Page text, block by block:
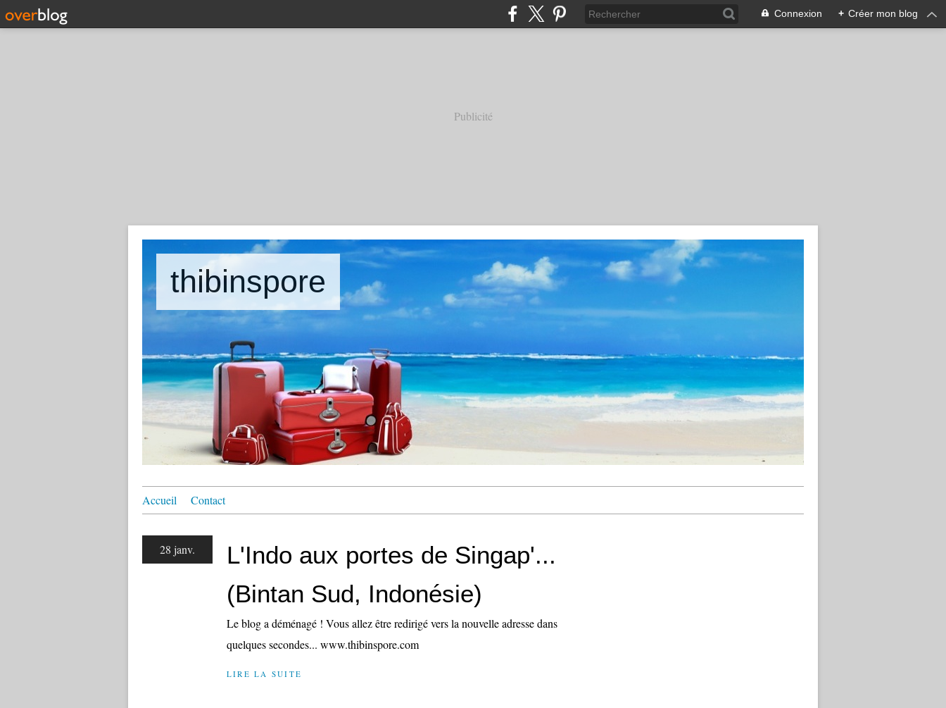
Connexion + Créer mon blog
Publicité
thibinspore
Accueil Contact
28 janv.
L'Indo aux portes de Singap'...
(Bintan Sud, Indonésie)
Le blog a déménagé ! Vous allez être redirigé vers la nouvelle adresse dans
quelques secondes... www.thibinspore.com
LIRE LA SUITE